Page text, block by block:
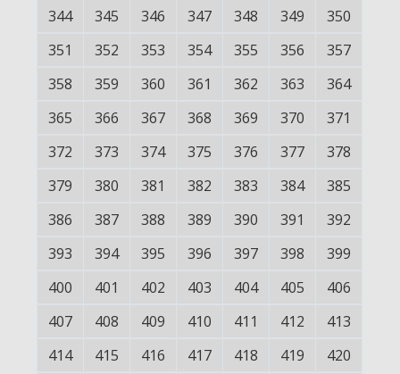
344
345 346 347 348 349
350
351
352 353 354 355 356
357
358
359 360 361 362 363
364
365
366 367 368 369 370
371
372
373 374 375 376 377
378
379
380 381 382 383 384
385
386
387 388 389 390 391
392
393
394 395 396 397 398
399
400
401 402 403 404 405
406
407
408 409 410 411 412
413
414
415 416 417 418 419 420